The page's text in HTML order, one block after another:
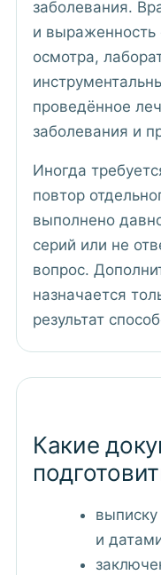
заболевания.
и выраженность
осмотра,
проведённое
заболевания и
Иногда
повтор
выполнено
серий или не
вопрос.
назначается
результат
Какие
и